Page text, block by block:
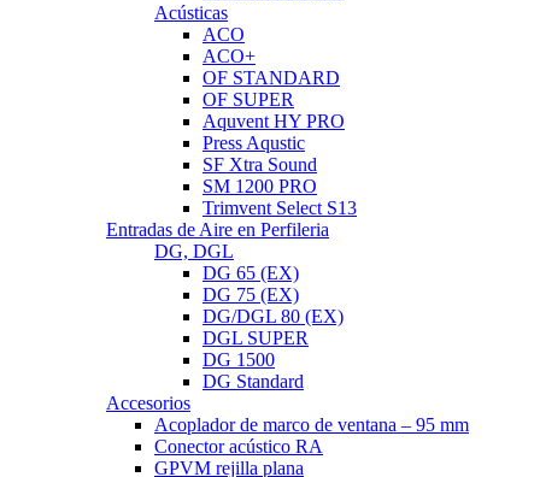
Acústicas
ACO
ACO+
OF STANDARD
OF SUPER
Aquvent HY PRO
Press Aqustic
SF Xtra Sound
SM 1200 PRO
Trimvent Select S13
Entradas de Aire en Perfileria
DG, DGL
DG 65 (EX)
DG 75 (EX)
DG/DGL 80 (EX)
DGL SUPER
DG 1500
DG Standard
Accesorios
Acoplador de marco de ventana – 95 mm
Conector acústico RA
GPVM rejilla plana